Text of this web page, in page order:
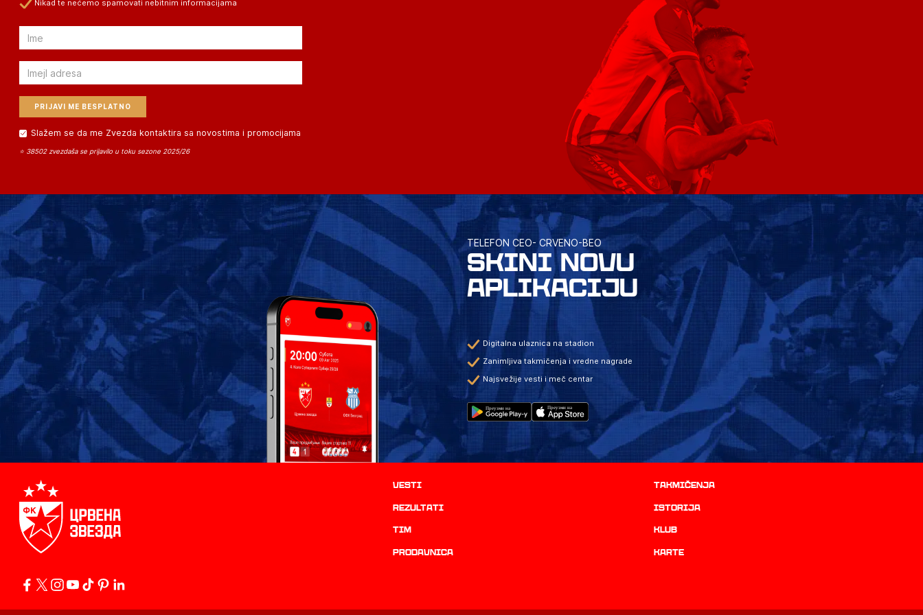
Nikad te nećemo spamovati nebitnim informacijama
Email
Email
Slažem se da me Zvezda kontaktira sa novostima i promocijama
⭐ 38502 zvezdaša se prijavilo u toku sezone 2025/26
TELEFON CEO- CRVENO-BEO
SKINI NOVU
APLIKACIJU
Digitalna ulaznica na stadion
Zanimljiva takmičenja i vredne nagrade
Najsvežije vesti i meč centar
Vesti Takmičenja
rezultati istorija
TIM Klub
prodavnica Karte